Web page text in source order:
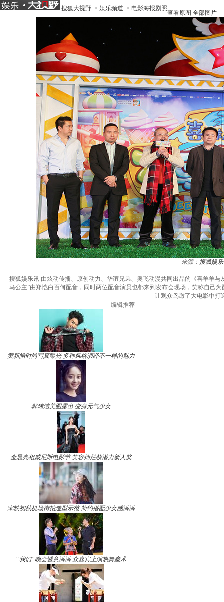
搜狐大视野 > 娱乐频道 > 电影海报剧照
查看原图 全部图片
来源： 搜狐娱乐
搜狐娱乐讯 由炫动传播、原创动力、华谊兄弟、奥飞动漫共同出品的《喜羊羊
马公主”由郑恺白百何配音，同时两位配音演员也都来到发布会现场，笑称自己
让观众鸟瞰了大电影中打
编辑推荐
黄新皓时尚写真曝光 多种风格演绎不一样的魅力
郭玮洁美图露出 变身元气少女
金晨亮相威尼斯电影节 笑容灿烂获潜力新人奖
宋轶初秋机场街拍造型示范 简约搭配少女感满满
“我们”晚会诚意满满 众嘉宾上演热舞魔术